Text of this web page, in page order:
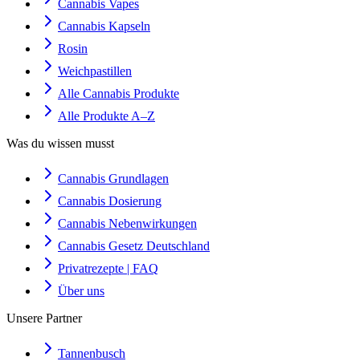
Cannabis Vapes
Cannabis Kapseln
Rosin
Weichpastillen
Alle Cannabis Produkte
Alle Produkte A–Z
Was du wissen musst
Cannabis Grundlagen
Cannabis Dosierung
Cannabis Nebenwirkungen
Cannabis Gesetz Deutschland
Privatrezepte | FAQ
Über uns
Unsere Partner
Tannenbusch